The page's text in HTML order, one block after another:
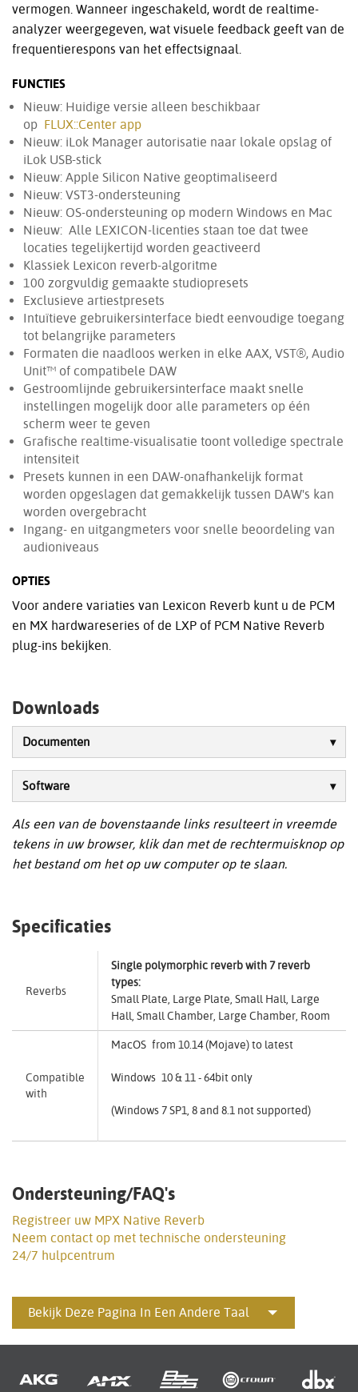
vermogen. Wanneer ingeschakeld, wordt de realtime-
analyzer weergegeven, wat visuele feedback geeft van de
frequentierespons van het effectsignaal.
FUNCTIES
Nieuw: Huidige versie alleen beschikbaar
op FLUX::Center app
Nieuw: iLok Manager autorisatie naar lokale opslag of
iLok USB-stick
Nieuw: Apple Silicon Native geoptimaliseerd
Nieuw: VST3-ondersteuning
Nieuw: OS-ondersteuning op modern Windows en Mac
Nieuw: Alle LEXICON-licenties staan toe dat twee
locaties tegelijkertijd worden geactiveerd
Klassiek Lexicon reverb-algoritme
100 zorgvuldig gemaakte studiopresets
Exclusieve artiestpresets
Intuïtieve gebruikersinterface biedt eenvoudige toegang
tot belangrijke parameters
Formaten die naadloos werken in elke AAX, VST®, Audio
Unit™ of compatibele DAW
Gestroomlijnde gebruikersinterface maakt snelle
instellingen mogelijk door alle parameters op één
scherm weer te geven
Grafische realtime-visualisatie toont volledige spectrale
intensiteit
Presets kunnen in een DAW-onafhankelijk format
worden opgeslagen dat gemakkelijk tussen DAW's kan
worden overgebracht
Ingang- en uitgangmeters voor snelle beoordeling van
audioniveaus
OPTIES
Voor andere variaties van Lexicon Reverb kunt u de PCM
en MX hardwareseries of de LXP of PCM Native Reverb
plug-ins bekijken.
Downloads
Documenten
Software
Als een van de bovenstaande links resulteert in vreemde
tekens in uw browser, klik dan met de rechtermuisknop op
het bestand om het op uw computer op te slaan.
Specificaties
Reverbs
Single polymorphic reverb with 7 reverb
types:
Small Plate, Large Plate, Small Hall, Large
Hall, Small Chamber, Large Chamber, Room
Compatible
with
MacOS from 10.14 (Mojave) to latest
Windows 10 & 11 - 64bit only
(Windows 7 SP1, 8 and 8.1 not supported)
Ondersteuning/FAQ's
Registreer uw MPX Native Reverb
Neem contact op met technische ondersteuning
24/7 hulpcentrum
Bekijk Deze Pagina In Een Andere Taal